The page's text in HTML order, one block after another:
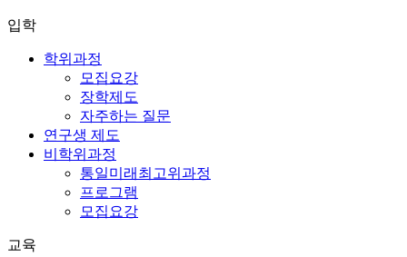
입학
학위과정
모집요강
장학제도
자주하는 질문
연구생 제도
비학위과정
통일미래최고위과정
프로그램
모집요강
교육